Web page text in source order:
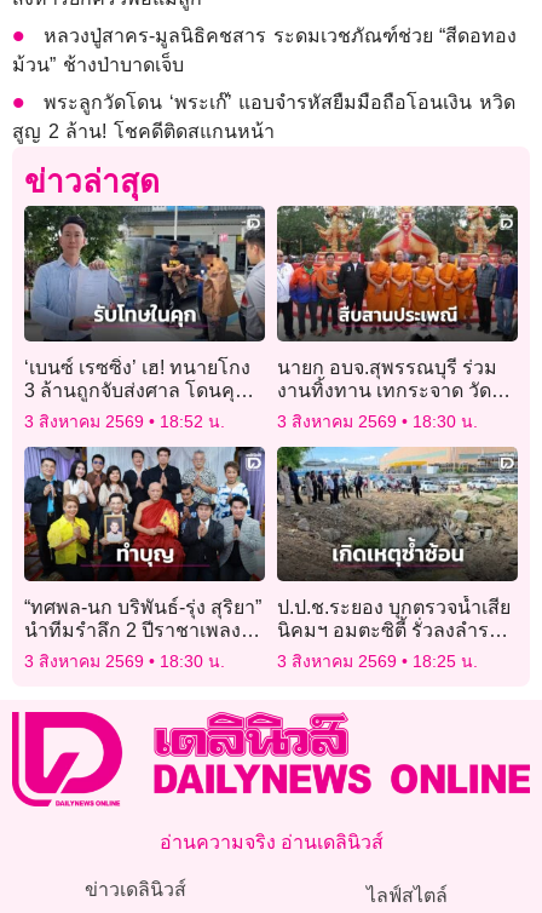
หลวงปู่สาคร-มูลนิธิคชสาร ระดมเวชภัณฑ์ช่วย “สีดอทอง
ม้วน” ช้างป่าบาดเจ็บ
พระลูกวัดโดน ‘พระเก๊’ แอบจำรหัสยืมมือถือโอนเงิน หวิด
สูญ 2 ล้าน! โชคดีติดสแกนหน้า
ข่าวล่าสุด
‘เบนซ์ เรซซิ่ง’ เฮ! ทนายโกง
3 ล้านถูกจับส่งศาล โดนคุก 3
ปีไม่รอลงอาญา
3 สิงหาคม 2569 18:52 น.
นายก อบจ.สุพรรณบุรี ร่วม
งานทิ้งทาน เทกระจาด วัดป่า
เลไลยก์วรวิหาร
3 สิงหาคม 2569 18:30 น.
“ทศพล-นก บริพันธ์-รุ่ง สุริยา”
นำทีมรำลึก 2 ปีราชาเพลง
พูด “เพลิน พรหมแดน” ศิลปิน
3 สิงหาคม 2569 18:30 น.
ป.ป.ช.ระยอง บุกตรวจน้ำเสีย
นิคมฯ อมตะซิตี้ รั่วลงลำราง
สาธารณะ อบต.มาบยางพร
3 สิงหาคม 2569 18:25 น.
อ่านความจริง อ่านเดลินิวส์
ข่าวเดลินิวส์ ไลฟ์สไตล์